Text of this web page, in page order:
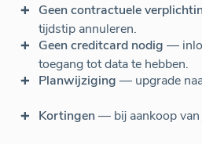
Geen contractuele
tijdstip annuleren.
Geen creditcard nodig —
toegang tot data te hebben.
Planwijziging — upgrade
Kortingen— bij aankoop van